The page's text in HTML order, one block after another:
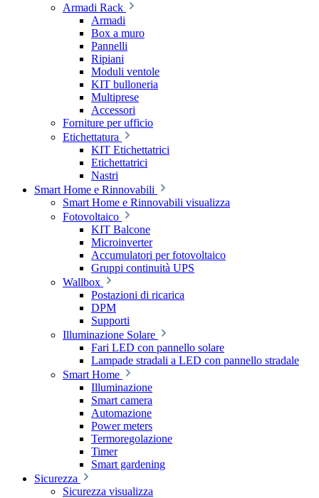
Armadi Rack
Armadi
Box a muro
Pannelli
Ripiani
Moduli ventole
KIT bulloneria
Multiprese
Accessori
Forniture per ufficio
Etichettatura
KIT Etichettatrici
Etichettatrici
Nastri
Smart Home e Rinnovabili
Smart Home e Rinnovabili visualizza
Fotovoltaico
KIT Balcone
Microinverter
Accumulatori per fotovoltaico
Gruppi continuità UPS
Wallbox
Postazioni di ricarica
DPM
Supporti
Illuminazione Solare
Fari LED con pannello solare
Lampade stradali a LED con pannello stradale
Smart Home
Illuminazione
Smart camera
Automazione
Power meters
Termoregolazione
Timer
Smart gardening
Sicurezza
Sicurezza visualizza